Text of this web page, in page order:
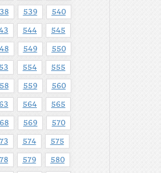
539 540
544 545
549 550
554 555
559 560
564 565
569 570
574 575
579 580